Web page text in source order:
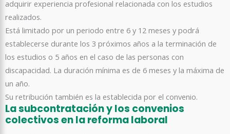
adquirir experiencia profesional relacionada con los estudios
realizados.
Está limitado por un periodo entre 6 y 12 meses y podrá
establecerse durante los 3 próximos años a la terminación de
los estudios o 5 años en el caso de las personas con
discapacidad. La duración mínima es de 6 meses y la máxima de
un año.
Su retribución también es la establecida por el convenio.
La subcontratación y los convenios
colectivos en la reforma laboral